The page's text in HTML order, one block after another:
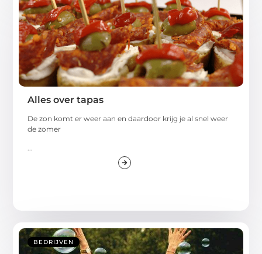
Alles over tapas
De zon komt er weer aan en daardoor krijg je al snel weer
de zomer
...
BEDRIJVEN